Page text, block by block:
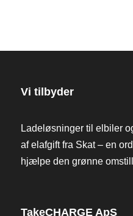
Vi tilbyder
Ladeløsninger til elbiler
af elafgift fra Skat – en
hjælpe den grønne
TakeCHARGE ApS